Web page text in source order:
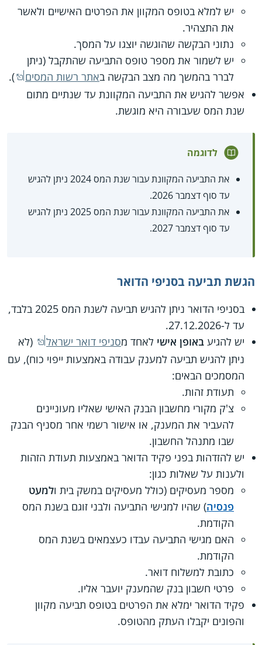
יש למלא בטופס המקוון את הפרטים האישיים ולאשר
את התצהיר.
נתוני הבקשה שהוגשה יוצגו על המסך.
יש לשמור את מספר טופס התביעה שהתקבל (ניתן
לברר בהמשך מה מצב הבקשה באתר רשות המסים
).
אפשר להגיש את התביעה המקוונת עד שנתיים מתום
שנת המס שעבורה היא מוגשת.
לדוגמה
את התביעה המקוונת עבור שנת המס 2024 ניתן להגיש
עד סוף דצמבר 2026.
את התביעה המקוונת עבור שנת המס 2025 ניתן להגיש
עד סוף דצמבר 2027.
הגשת תביעה בסניפי הדואר
בסניפי הדואר ניתן להגיש תביעה לשנת המס 2025 בלבד,
עד ל-27.12.2026.
יש להגיע באופן אישי לאחד מסניפי דואר ישראל
(לא
ניתן להגיש תביעה למענק עבודה באמצעות ייפוי כוח), עם
המסמכים הבאים:
תעודת זהות.
צ'ק מקורי מחשבון הבנק האישי שאליו מעוניינים
להעביר את המענק, או אישור רשמי אחר מסניף הבנק
שבו מתנהל החשבון.
יש להזדהות בפני פקיד הדואר באמצעות תעודת הזהות
ולענות על שאלות כגון:
מספר מעסיקים (כולל מעסיקים במשק בית ולמעט
פנסיה) שהיו למגישי התביעה ולבני זוגם בשנת המס
הקודמת.
האם מגישי התביעה עבדו כעצמאים בשנת המס
הקודמת.
כתובת למשלוח דואר.
פרטי חשבון בנק שהמענק יועבר אליו.
פקיד הדואר ימלא את הפרטים בטופס תביעה מקוון
והפונים יקבלו העתק מהטופס.